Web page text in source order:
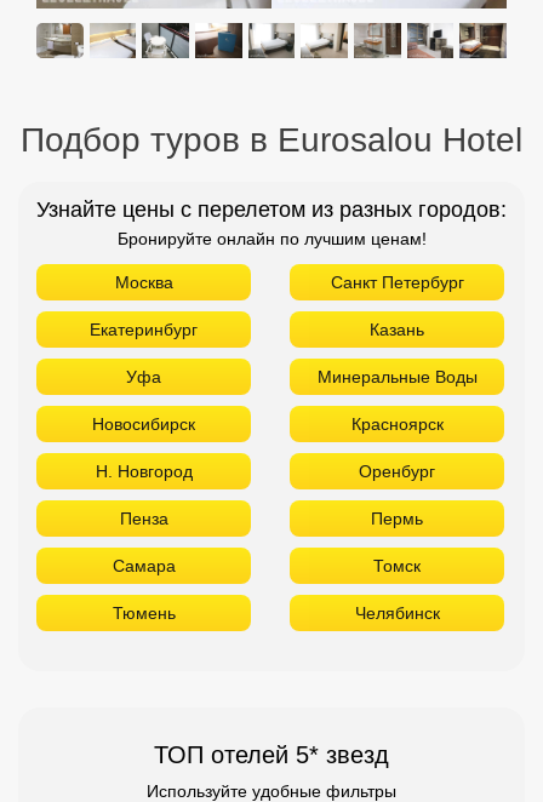
Подбор туров в Eurosalou Hotel
Узнайте цены с перелетом из разных городов:
Бронируйте онлайн по лучшим ценам!
Москва Санкт Петербург
Екатеринбург Казань
Уфа Минеральные Воды
Новосибирск Красноярск
Н. Новгород Оренбург
Пенза Пермь
Самара Томск
Тюмень Челябинск
ТОП отелей 5* звезд
Используйте удобные фильтры